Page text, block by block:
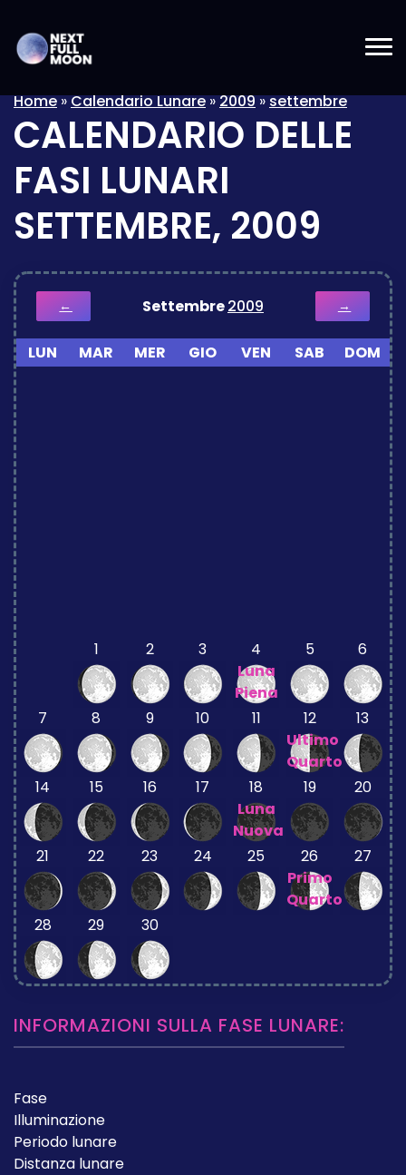
Home»Calendario Lunare»2009»settembre
CALENDARIO DELLE
FASI LUNARI
SETTEMBRE, 2009
← Settembre2009 →
LUN MAR MER GIO VEN SAB DOM
1 2 3
4
Luna
Piena
5 6
7 8 9 10 11
12
Ultimo
Quarto
13
14 15 16 17
18
Luna
Nuova
19 20
21 22 23 24 25
26
Primo
Quarto
27
28 29 30
INFORMAZIONI SULLA FASE LUNARE:
Fase
Illuminazione
Periodo lunare
Distanza lunare